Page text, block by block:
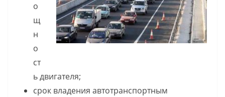
о
щ
н
о
ст
ь двигателя;
срок владения автотранспортным